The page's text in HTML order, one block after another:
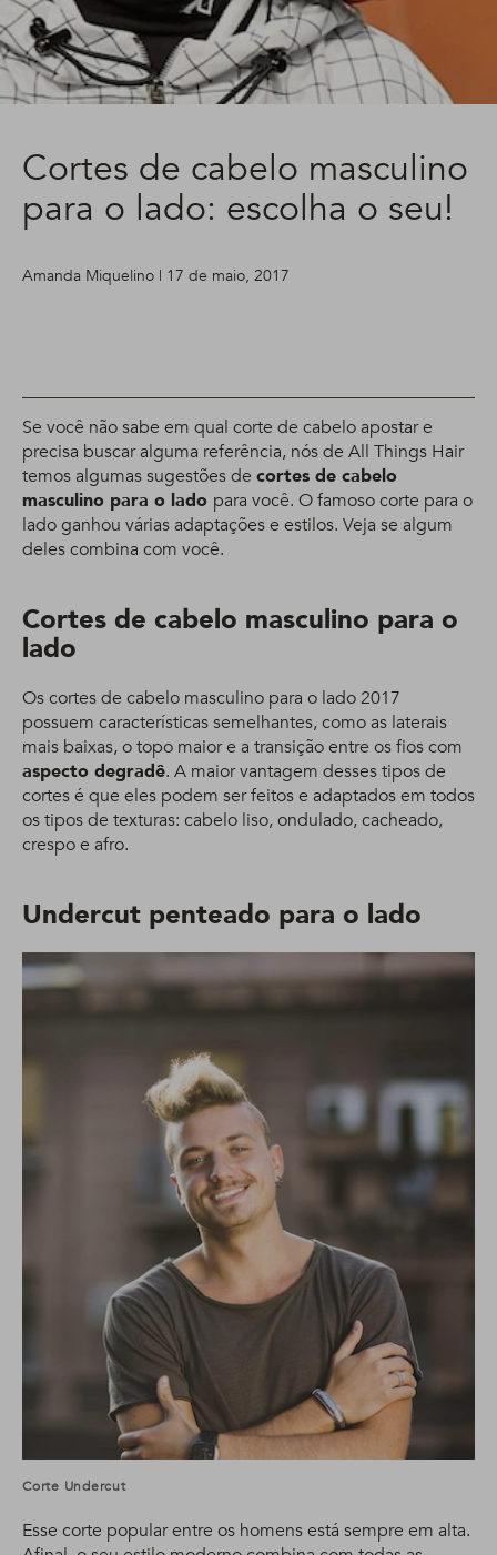
Cortes de cabelo masculino
para o lado: escolha o seu!
Amanda Miquelino | 17 de maio, 2017
Se você não sabe em qual corte de cabelo apostar e
precisa buscar alguma referência, nós de All Things Hair
temos algumas sugestões de cortes de cabelo
masculino para o lado para você. O famoso corte para o
lado ganhou várias adaptações e estilos. Veja se algum
deles combina com você.
Cortes de cabelo masculino para o
lado
Os cortes de cabelo masculino para o lado 2017
possuem características semelhantes, como as laterais
mais baixas, o topo maior e a transição entre os fios com
aspecto degradê. A maior vantagem desses tipos de
cortes é que eles podem ser feitos e adaptados em todos
os tipos de texturas: cabelo liso, ondulado, cacheado,
crespo e afro.
Undercut penteado para o lado
Corte Undercut
Esse corte popular entre os homens está sempre em alta.